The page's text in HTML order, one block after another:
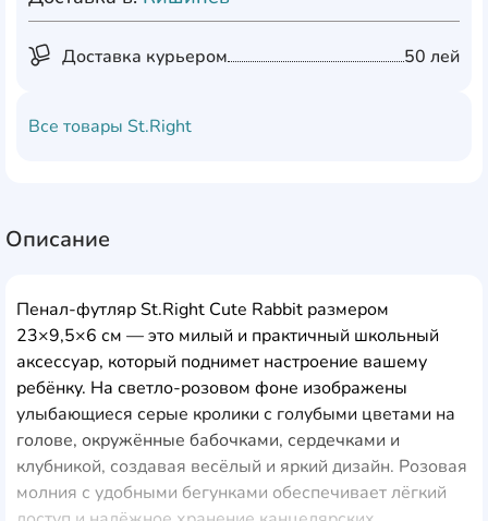
Доставка курьером 50 лей
Все товары St.Right
Описание
Пенал-футляр St.Right Cute Rabbit размером
23×9,5×6 см — это милый и практичный школьный
аксессуар, который поднимет настроение вашему
ребёнку. На светло-розовом фоне изображены
улыбающиеся серые кролики с голубыми цветами на
голове, окружённые бабочками, сердечками и
клубникой, создавая весёлый и яркий дизайн. Розовая
молния с удобными бегунками обеспечивает лёгкий